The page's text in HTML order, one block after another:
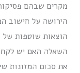
מקרים שבהם
הירושה על חישוב
הוצאות שוטפות
השאלה האם יש
את סכום המזונות